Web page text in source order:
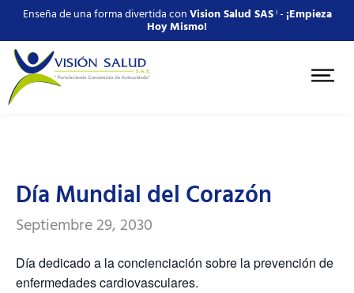
Enseña de una forma divertida conVision Salud SASⁱ -¡Empieza
Hoy Mismo!
Día Mundial del Corazón
Septiembre 29, 2030
Día dedicado a la concienciación sobre la prevención de
enfermedades cardiovasculares.